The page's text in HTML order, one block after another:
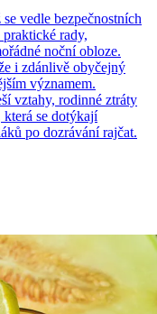
vedle bezpečnostních
rady,
noční obloze.
i zdánlivě obyčejný
významem.
vztahy, rodinné ztráty
která se dotýkají
po dozrávání rajčat.